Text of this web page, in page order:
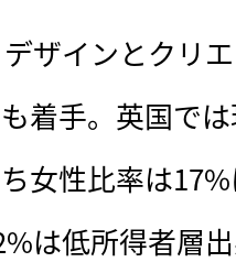
ザインとクリ
着手。英国で
女性比率は
は低所得者層